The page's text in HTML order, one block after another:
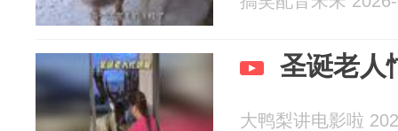
圣诞老人
大鸭梨讲电影啦